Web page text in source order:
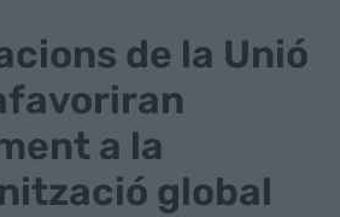
de la Unió
a la
global